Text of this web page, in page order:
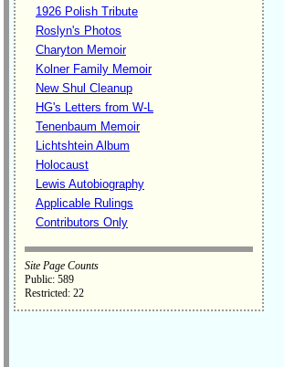
1926 Polish Tribute
Roslyn's Photos
Charyton Memoir
Kolner Family Memoir
New Shul Cleanup
HG's Letters from W-L
Tenenbaum Memoir
Lichtshtein Album
Holocaust
Lewis Autobiography
Applicable Rulings
Contributors Only
Site Page Counts
Public: 589
Restricted: 22